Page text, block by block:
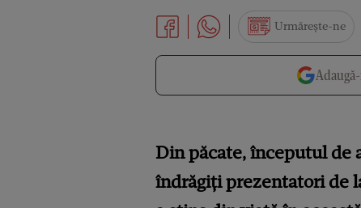
Urmărește-ne
Din păcate, începutul de
îndrăgiți prezentatori de